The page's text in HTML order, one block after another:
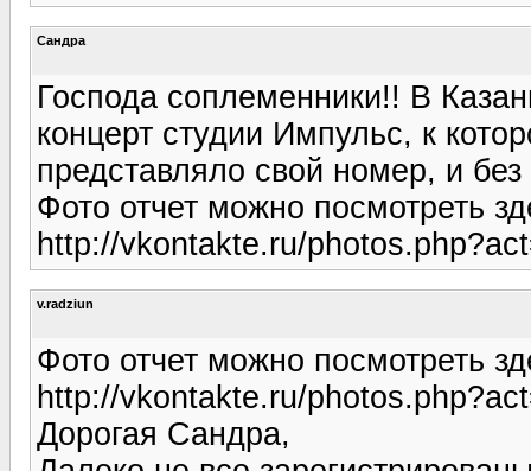
Сандра
Господа соплеменники!! В
концерт студии Импульс, к
представляло свой номер, и
Фото отчет можно посмотреть
http://vkontakte.ru/
v.radziun
Фото отчет можно посмотреть
http://vkontakte.ru/
Дорогая Сандра,